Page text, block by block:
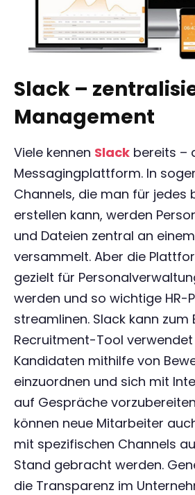
Slack –
Management
Viele kennen Slack bereits –
Messagingplattform. In
Channels, die man für jedes
erstellen kann, werden
und Dateien zentral an
versammelt. Aber die
gezielt für
werden und so wichtige HR-
streamlinen. Slack kann zum
Recruitment-Tool
Kandidaten mithilfe von
einzuordnen und sich mit
auf Gespräche
können neue Mitarbeiter
mit spezifischen Channels
Stand gebracht werden.
die Transparenz im